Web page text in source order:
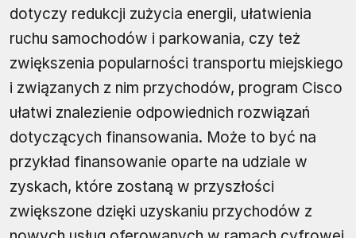
dotyczy redukcji zużycia energii, ułatwienia
ruchu samochodów i parkowania, czy też
zwiększenia popularności transportu miejskiego
i związanych z nim przychodów, program Cisco
ułatwi znalezienie odpowiednich rozwiązań
dotyczących finansowania. Może to być na
przykład finansowanie oparte na udziale w
zyskach, które zostaną w przyszłości
zwiększone dzięki uzyskaniu przychodów z